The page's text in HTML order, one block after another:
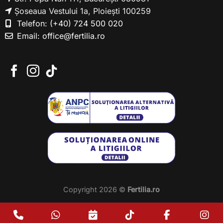
Șoseaua Vestului 1a, Ploiești 100259
Telefon: (+40) 724 500 020
Email: office@fertilia.ro
Copyright 2026 © Fertilia.ro
Phone WhatsAppProgramareTikTok Facebook